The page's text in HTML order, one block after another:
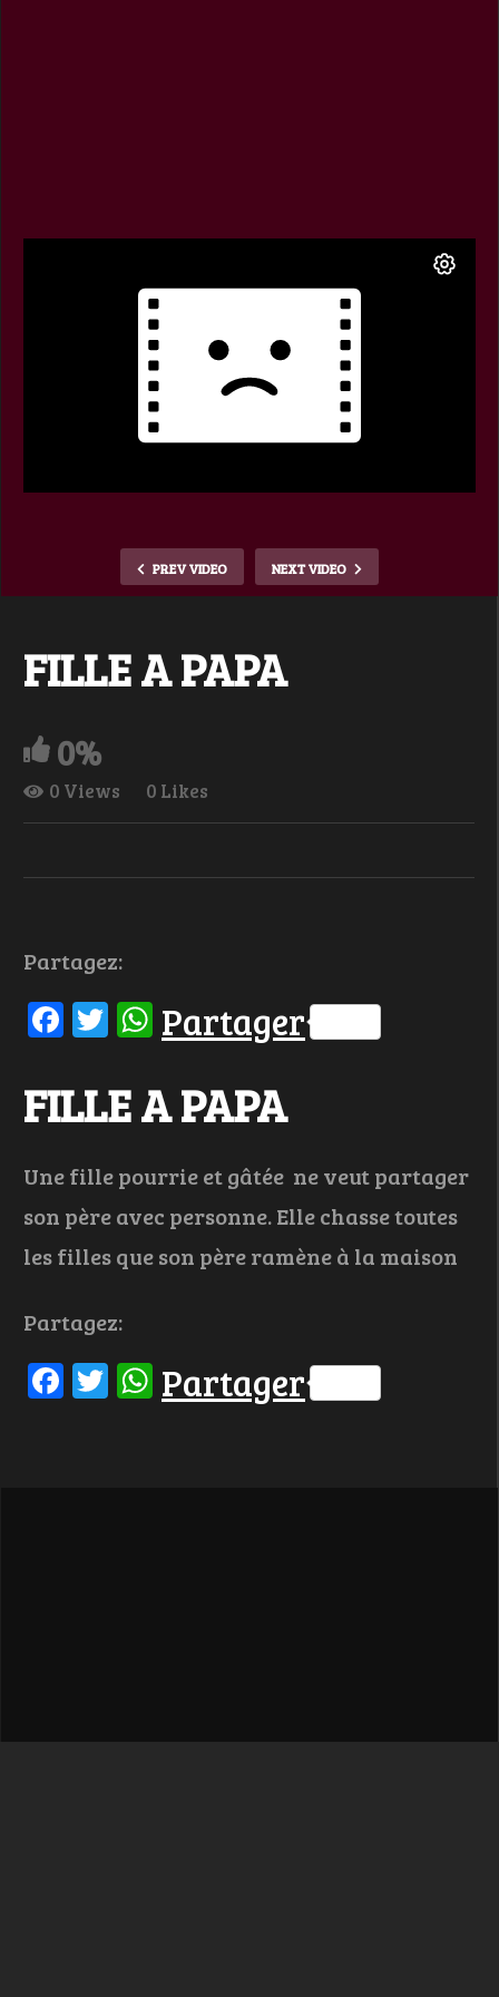
PREV VIDEO NEXT VIDEO
FILLE A PAPA
0%
0 Views 0 Likes
Partagez:
Facebook
Twitter
WhatsApp
Partager
FILLE A PAPA
Une fille pourrie et gâtée ne veut partager
son père avec personne. Elle chasse toutes
les filles que son père ramène à la maison
Partagez:
Facebook
Twitter
WhatsApp
Partager